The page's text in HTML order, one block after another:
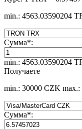
min.: 4563.03590204
Сумма*:
min.: 4563.03590204
Получаете
min.: 30000 CZK
Сумма*: